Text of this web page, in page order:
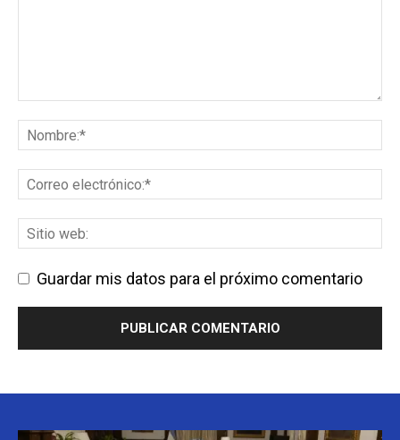
Guardar mis datos para el próximo comentario